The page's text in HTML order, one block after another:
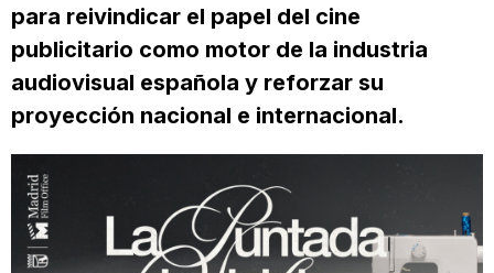
para reivindicar el papel del cine
publicitario como motor de la industria
audiovisual española y reforzar su
proyección nacional e internacional.